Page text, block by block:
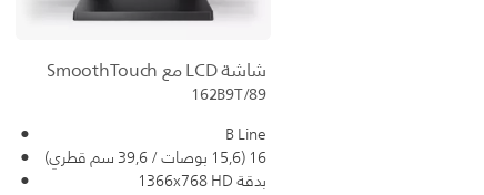
شاشة LCD مع SmoothTouch
162B9T/89
B Line
16 (15,6 بوصات / 39,6 سم قطري)
بدقة 1366x768 HD